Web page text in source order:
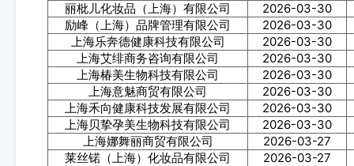
丽枇儿化妆品（上海）有限公司
2026-03-30
励峰（上海）品牌管理有限公司
2026-03-30
上海乐奔德健康科技有限公司
2026-03-30
上海艾绯商务咨询有限公司
2026-03-30
上海椿美生物科技有限公司
2026-03-30
上海意魅商贸有限公司
2026-03-30
上海禾向健康科技发展有限公司
2026-03-30
上海贝挚孕美生物科技有限公司
2026-03-30
上海娜舞丽商贸有限公司
2026-03-27
莱丝锘（上海）化妆品有限公司
2026-03-27